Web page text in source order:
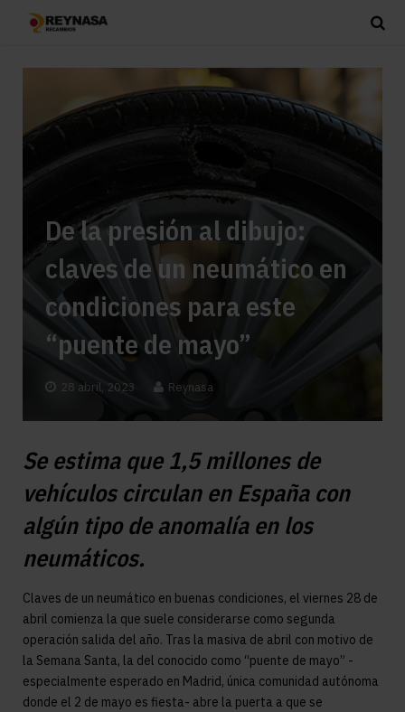
De la presión al dibujo:
claves de un neumático en
condiciones para este
“puente de mayo”
28 abril, 2023 Reynasa
Se estima que 1,5 millones de
vehículos circulan en España con
algún tipo de anomalía en los
neumáticos.
Claves de un neumático en buenas condiciones, el viernes 28 de
abril comienza la que suele considerarse como segunda
operación salida del año. Tras la masiva de abril con motivo de
la Semana Santa, la del conocido como “puente de mayo” -
especialmente esperado en Madrid, única comunidad autónoma
donde el 2 de mayo es fiesta- abre la puerta a que se